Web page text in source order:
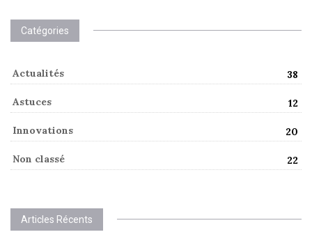
Catégories
Actualités 38
Astuces 12
Innovations 20
Non classé 22
Articles Récents